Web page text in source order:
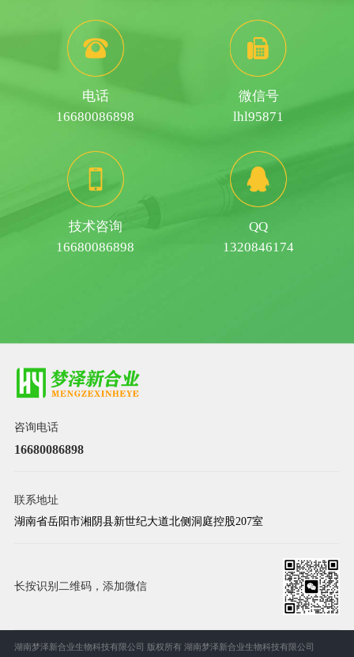
电话
16680086898
微信号
lhl95871
技术咨询
16680086898
QQ
1320846174
咨询电话
16680086898
联系地址
湖南省岳阳市湘阴县新世纪大道北侧洞庭控股207室
长按识别二维码，添加微信
湖南梦泽新合业生物科技有限公司 版权所有 湖南梦泽新合业生物科技有限公司